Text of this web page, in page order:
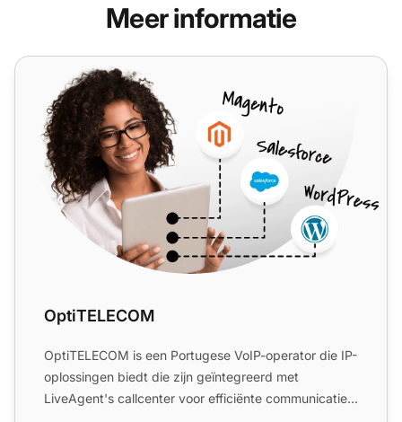
Meer informatie
OptiTELECOM
OptiTELECOM
OptiTELECOM is een Portugese VoIP-operator die IP-
oplossingen biedt die zijn geïntegreerd met
LiveAgent's callcenter voor efficiënte communicatie.